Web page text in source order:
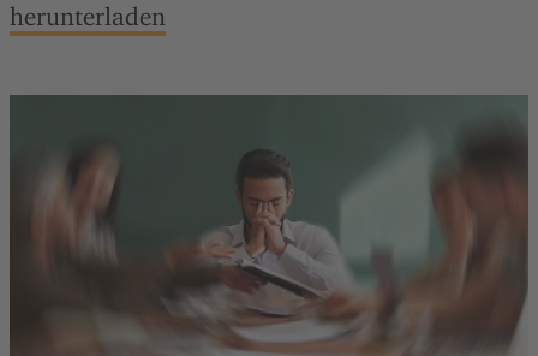
herunterladen